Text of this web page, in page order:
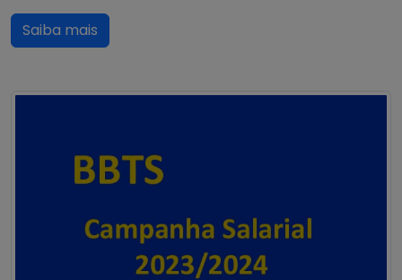
Saiba mais